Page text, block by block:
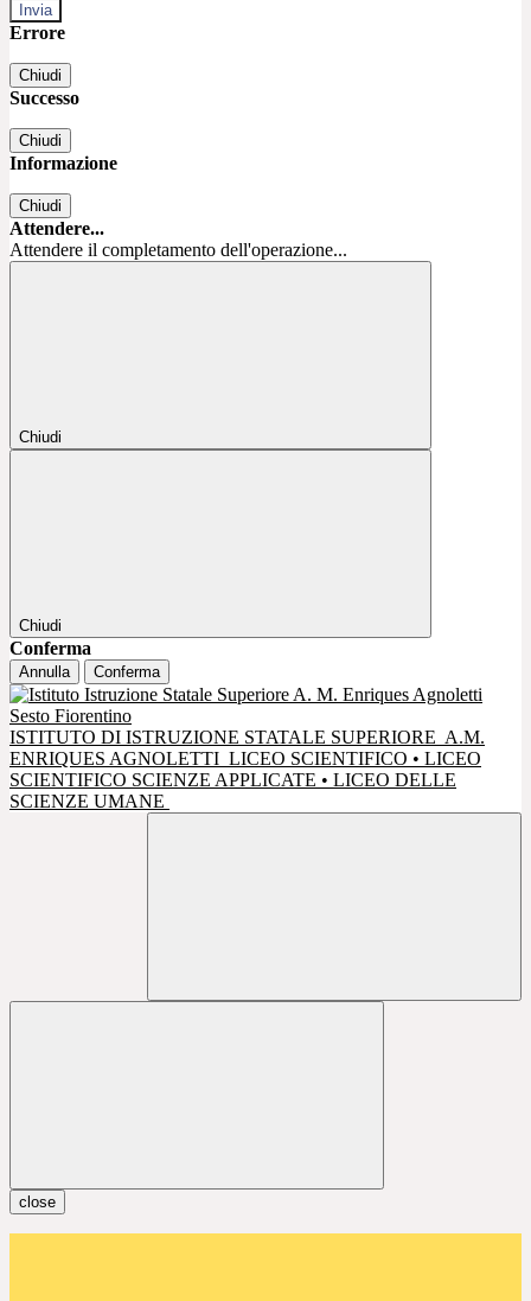
Errore
Chiudi
Successo
Chiudi
Informazione
Chiudi
Attendere...
Attendere il completamento dell'operazione...
Chiudi
Chiudi
Conferma
Annulla Conferma
ISTITUTO DI ISTRUZIONE STATALE SUPERIORE A.M.
ENRIQUES AGNOLETTI LICEO SCIENTIFICO • LICEO
SCIENTIFICO SCIENZE APPLICATE • LICEO DELLE
SCIENZE UMANE
close